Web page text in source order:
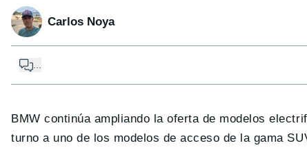
Carlos Noya
...
BMW continúa ampliando la oferta de modelos
turno a uno de los modelos de acceso de la gama